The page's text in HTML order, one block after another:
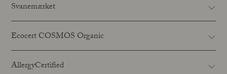
Svanemærket
Ecocert COSMOS Organic
AllergyCertified